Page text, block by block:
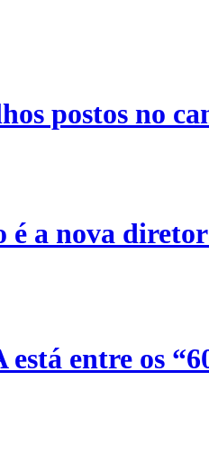
postos no
a nova
entre os